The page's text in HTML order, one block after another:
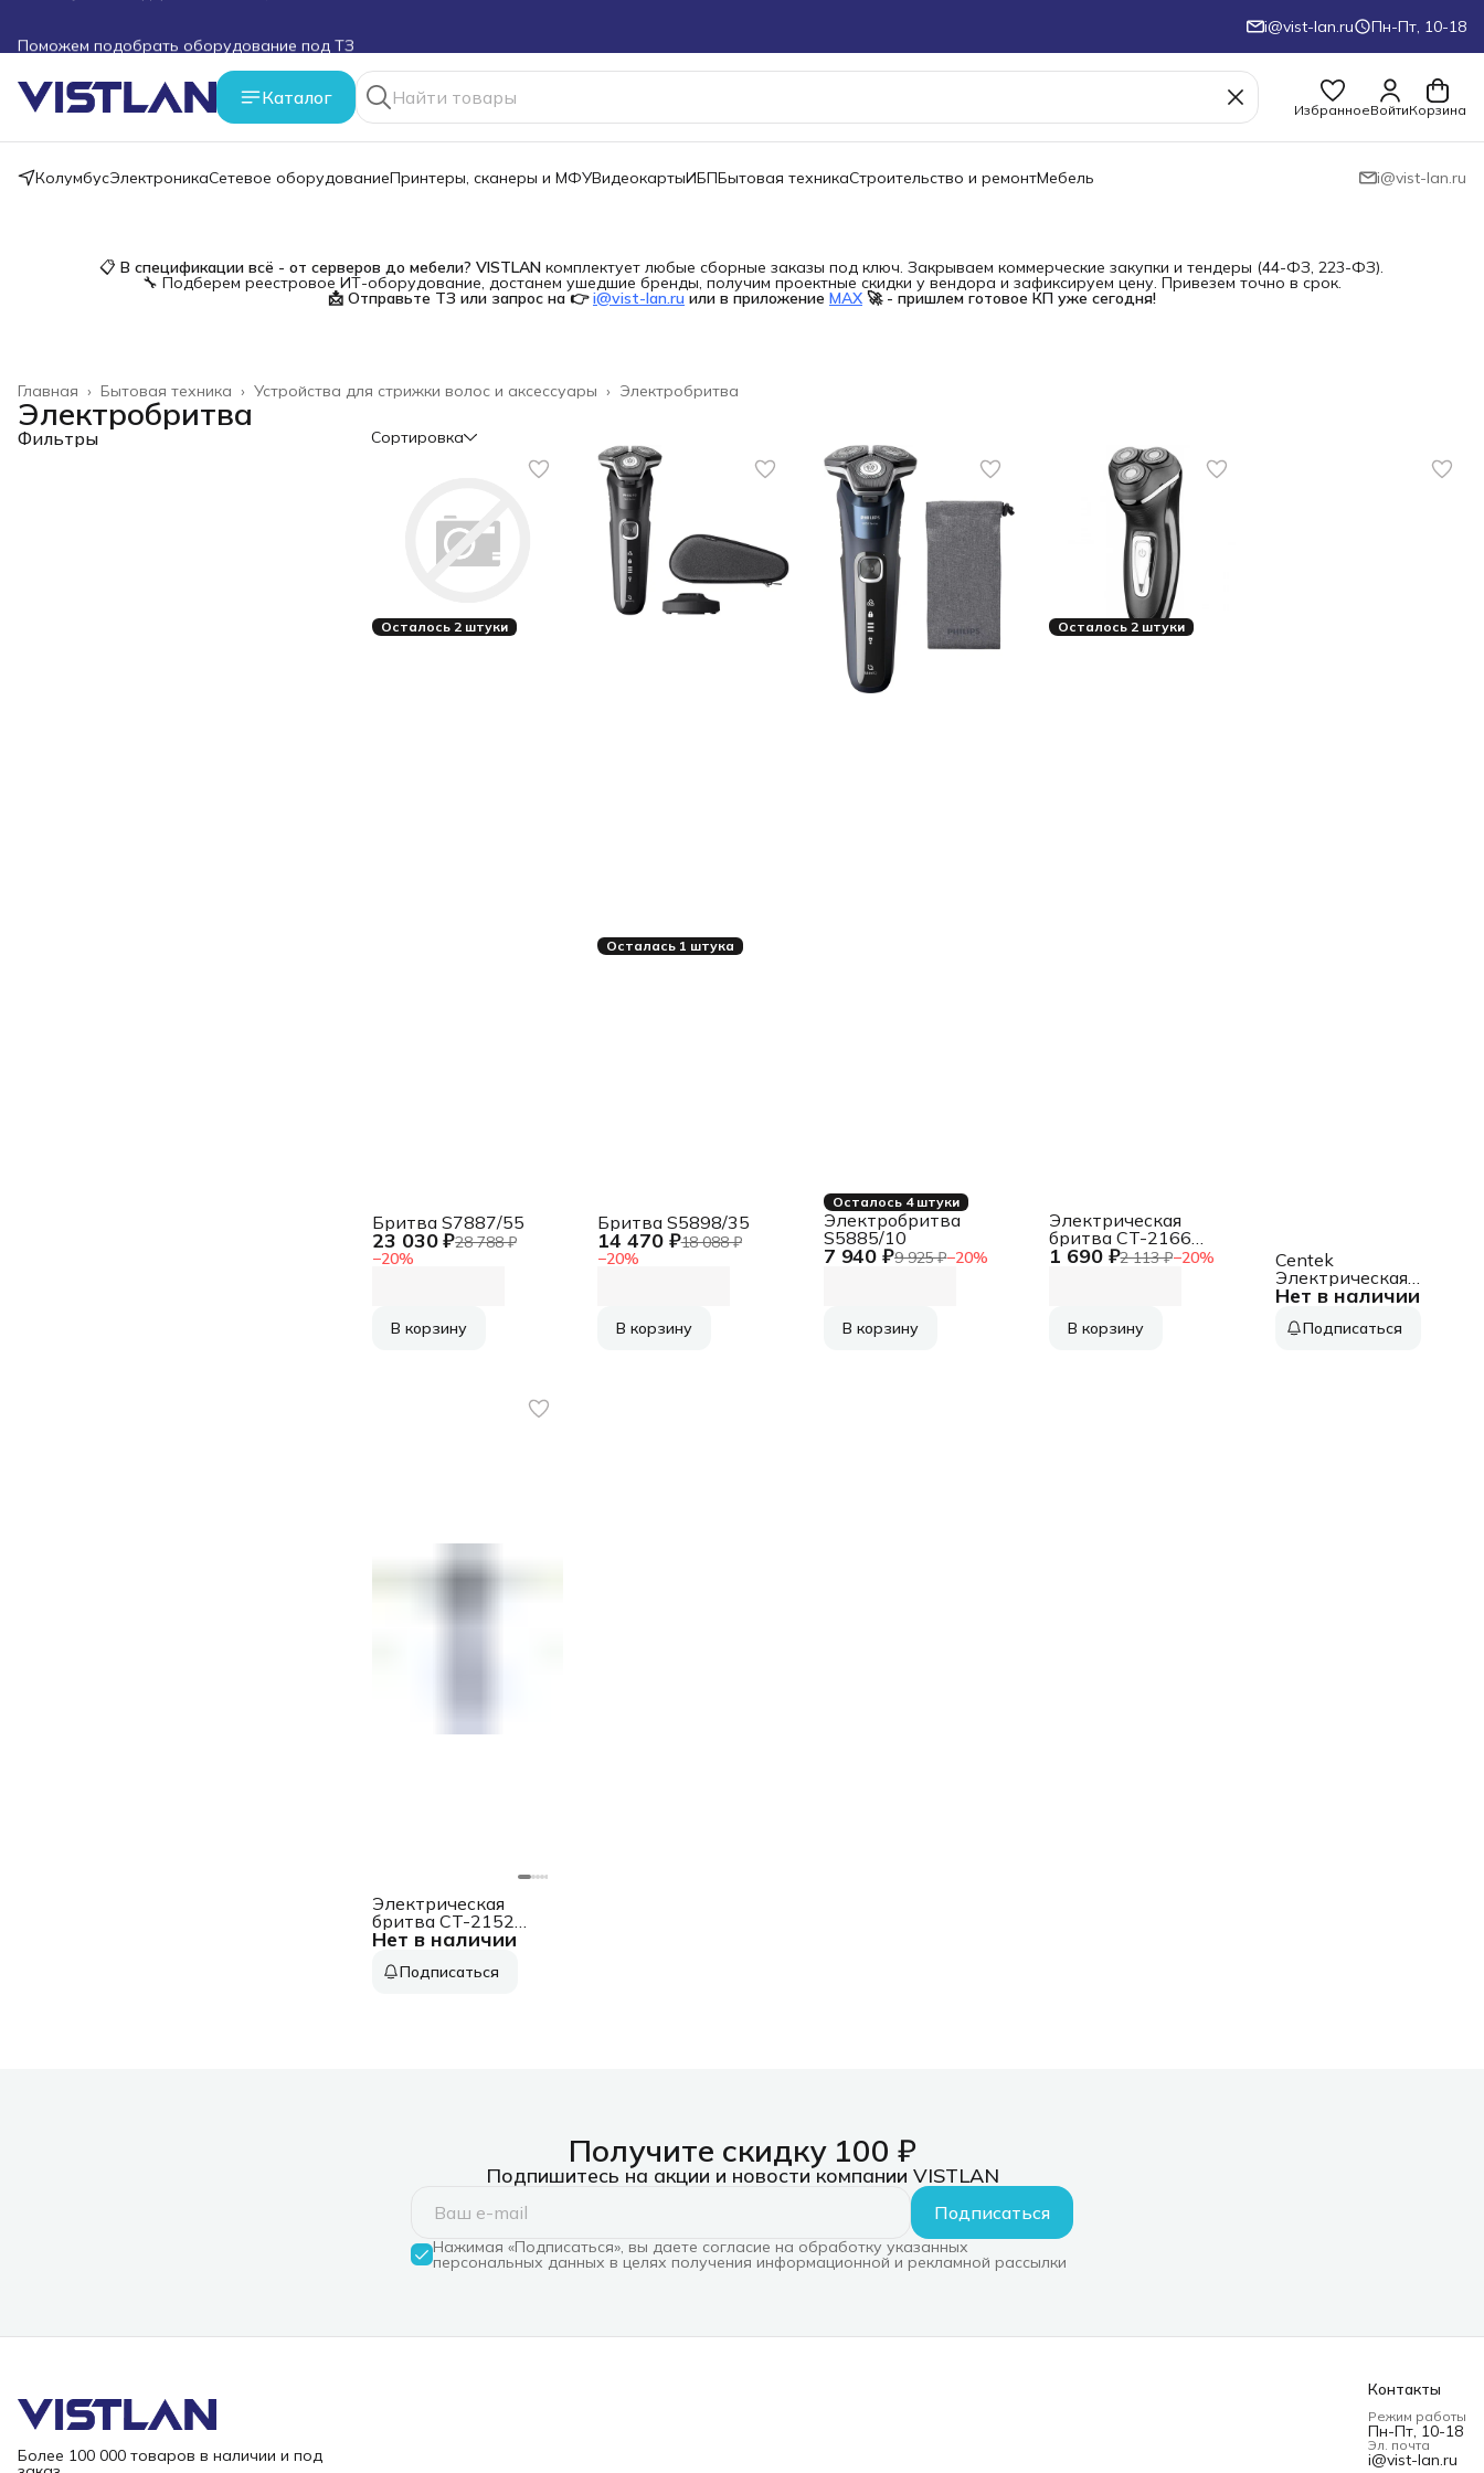
Пуско-наладочные работы
Более 100 000 позиций в наличии и под заказ
i@vist-lan.ru Пн-Пт, 10-18
Каталог
ИзбранноеВойтиКорзина
КолумбусЭлектроникаСетевое оборудованиеПринтеры, сканеры и МФУВидеокартыИБПБытовая техникаСтроительство и ремонтМебель i@vist-lan.ru
📋В спецификации всё - от серверов до мебели? VISTLAN комплектует любые сборные заказы под ключ. Закрываем коммерческие закупки и тендеры (44-ФЗ, 223-ФЗ).
🔧 Подберем реестровое ИТ-оборудование, достанем ушедшие бренды, получим проектные скидки у вендора и зафиксируем цену. Привезем точно в срок.
📩 Отправьте ТЗ или запрос на 👉 i@vist-lan.ru или в приложение MAX 🚀 - пришлем готовое КП уже сегодня!
Электробритва
Устройства для стрижки волос и аксессуары ›
Бытовая техника ›
Главная ›
Электробритва
Фильтры Сортировка
Осталось 2 штуки
23 030 ₽28 788 ₽
−20%
Бритва S7887/55
В корзину
Осталась 1 штука
14 470 ₽18 088 ₽
−20%
Бритва S5898/35
В корзину
Осталось 4 штуки
7 940 ₽9 925 ₽−20%
Электробритва
S5885/10
В корзину
Осталось 2 штуки
1 690 ₽2 113 ₽−20%
Электрическая
бритва CT-2166
Centek
В корзину
Нет в наличии
Centek
Электрическая
бритва CT-2174
Подписаться
Нет в наличии
Электрическая
бритва CT-2152
Centek
Подписаться
Получите скидку 100 ₽
Подпишитесь на акции и новости компании VISTLAN
Подписаться
Нажимая «Подписаться», вы даете согласие на обработку указанных
персональных данных в целях получения информационной и рекламной рассылки
Более 100 000 товаров в наличии и под
Контакты
Режим работы
Пн-Пт, 10-18
Эл. почта
i@vist-lan.ru